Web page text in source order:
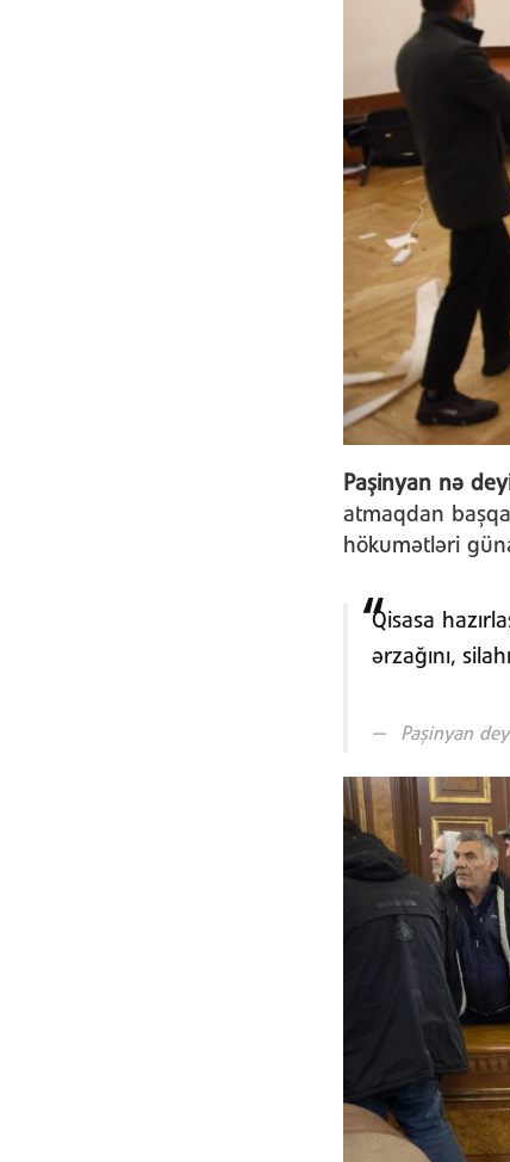
Paşinyan nə
atmaqdan
hökumətləri
Qisasa
ərzağını,
Paşinyan